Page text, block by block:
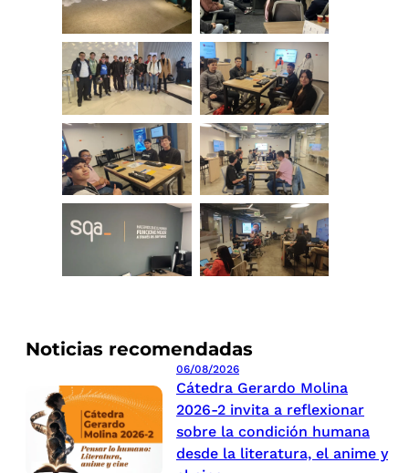
Noticias recomendadas
06/08/2026
Cátedra Gerardo Molina
2026-2 invita a reflexionar
sobre la condición humana
desde la literatura, el anime y